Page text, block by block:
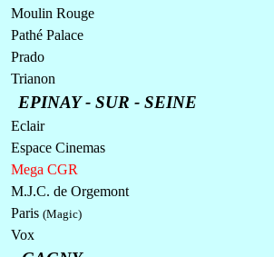
Moulin Rouge
Pathé Palace
Prado
Trianon
EPINAY - SUR - SEINE
Eclair
Espace Cinemas
Mega CGR
M.J.C. de Orgemont
Paris (Magic)
Vox